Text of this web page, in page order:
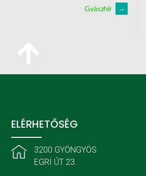
Gyászhír →
ELÉRHETŐSÉG
3200 GYÖNGYÖS
EGRI ÚT 23.